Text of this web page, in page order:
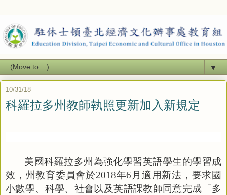
▼
10/31/18
科羅拉多州教師執照更新加入新規定
美國科羅拉多州為強化學習英語學生的學習成
效，州教育委員會於2018年6 月適用新法，要求國
小數學、科學、社會以及英語課教師同意完成「多